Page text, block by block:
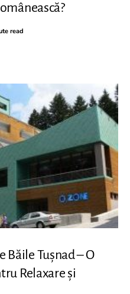
read
Băile Tușnad – O
Relaxare și